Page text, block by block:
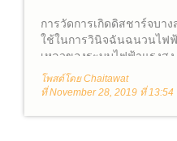
การวัดการเกิดดิสชาร์จบา
ใช้ในการวินิจฉันฉนวนไฟฟ้
เหลวของระบบไฟฟ้าแรงสูง
โพสต์โดย Chaitawat
ที่ November 28, 2019 ที่ 13:54